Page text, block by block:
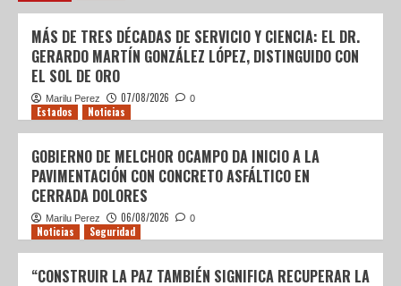
MÁS DE TRES DÉCADAS DE SERVICIO Y CIENCIA: EL DR.
GERARDO MARTÍN GONZÁLEZ LÓPEZ, DISTINGUIDO CON
EL SOL DE ORO
Marilu Perez 07/08/2026 0
Estados Noticias
GOBIERNO DE MELCHOR OCAMPO DA INICIO A LA
PAVIMENTACIÓN CON CONCRETO ASFÁLTICO EN
CERRADA DOLORES
Marilu Perez 06/08/2026 0
Noticias Seguridad
“CONSTRUIR LA PAZ TAMBIÉN SIGNIFICA RECUPERAR LA